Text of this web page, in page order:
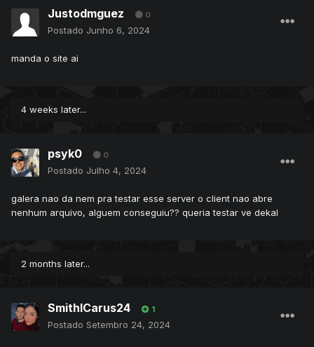
Justodmguez 0
Postado Junho 6, 2024
manda o site ai
4 weeks later...
psyk0 0
Postado Julho 4, 2024
galera nao da nem pra testar esse server o client nao abre
nenhum arquivo, alguem conseguiu?? queria testar ve dekal
2 months later...
SmithICarus24 1
Postado Setembro 24, 2024